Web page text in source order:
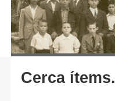
Cerca ítems.